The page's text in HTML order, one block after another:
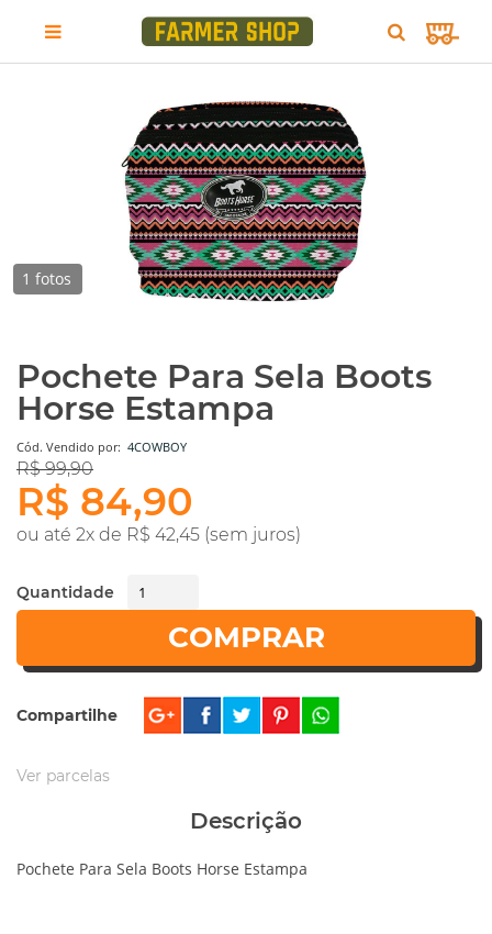
1 fotos
Pochete Para Sela Boots
Horse Estampa
Cód. Vendido por: 4COWBOY
R$ 99,90
R$ 84,90
ou até 2x de R$ 42,45 (sem juros)
Quantidade
COMPRAR
Compartilhe
Ver parcelas
Descrição
Pochete Para Sela Boots Horse Estampa